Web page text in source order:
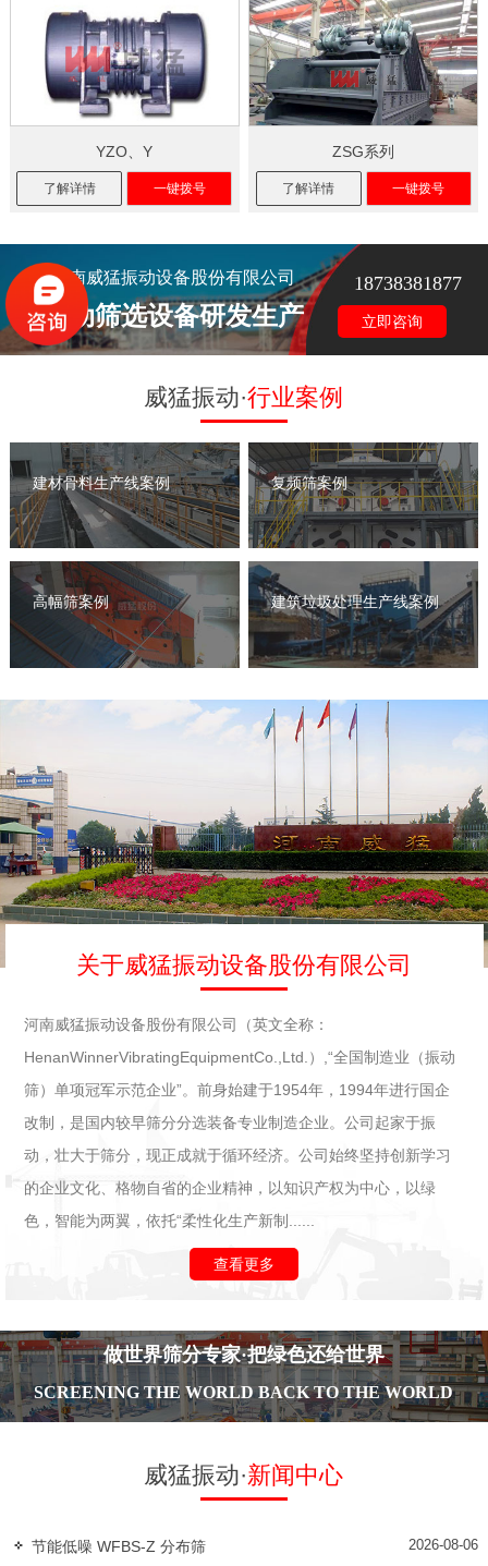
YZO、Y
了解详情 一键拨号
ZSG系列
了解详情 一键拨号
河南威猛振动设备股份有限公司
振动筛选设备研发生产
18738381877
立即咨询
威猛振动·行业案例
建材骨料生产线案例 复频筛案例
高幅筛案例 建筑垃圾处理生产线案例
关于威猛振动设备股份有限公司
河南威猛振动设备股份有限公司（英文全称：
HenanWinnerVibratingEquipmentCo.,Ltd.）,“全国制造业（振动
筛）单项冠军示范企业”。前身始建于1954年，1994年进行国企
改制，是国内较早筛分分选装备专业制造企业。公司起家于振
动，壮大于筛分，现正成就于循环经济。公司始终坚持创新学习
的企业文化、格物自省的企业精神，以知识产权为中心，以绿
色，智能为两翼，依托“柔性化生产新制......
查看更多
做世界筛分专家·把绿色还给世界
SCREENING THE WORLD BACK TO THE WORLD
威猛振动·新闻中心
节能低噪 WFBS-Z 分布筛 2026-08-06